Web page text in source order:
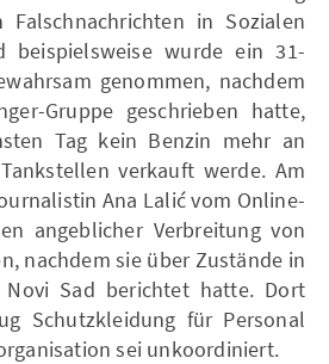
in Sozialen
beispielsweise wurde ein 31-
genommen, nachdem
Gruppe geschrieben hatte,
Tag kein Benzin mehr an
verkauft werde. Am
Ana Lalić vom Online-
angeblicher Verbreitung von
nachdem sie über Zustände in
Sad berichtet hatte. Dort
Schutzkleidung für Personal
sei unkoordiniert.